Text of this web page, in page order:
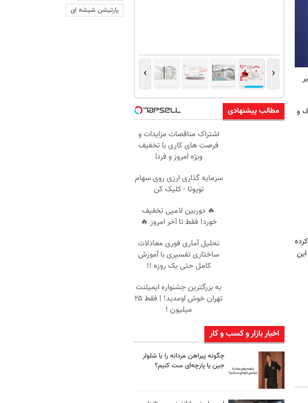
و
‹
›
مطالب پیشنهادی
اشتراک مناقصات مزایدات و
فرصت های کاری با تخفیف
ویژه امروز و فردا
سرمایه گذاری ارزی روی سهام
تویوتا - کلیک کن
🔥 دوربین لامپی تخفیف
خورد! فقط تا آخر امروز 🔥
تحلیل آماری فوری معادلات
ساختاری تفسیری با آموزش
کامل حتی یک روزه !!
به بزرگترین جشنواره ایمپلنت
تهران خوش اومدید! | فقط ۲۵
میلیون !
اخبار بازار و کسب و کار
چگونه پیراهن مردانه را با شلوار
جین یا پارچه‌ای ست کنیم؟
پارتیشن شیشه ای